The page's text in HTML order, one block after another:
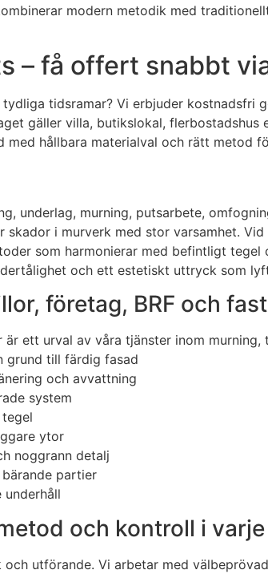
modern metodik med
– få offert snabbt
tidsramar? Vi erbjuder
gäller villa, butikslokal,
hållbara materialval och rätt metod
underlag, murning, putsarbete,
i murverk med stor varsamhet.
som harmonierar med befintligt
och ett estetiskt uttryck som
företag, BRF och
ett urval av våra tjänster inom murning,
grund till färdig fasad
och avvattning
system
ytor
noggrann detalj
partier
och kontroll i
utförande. Vi arbetar med